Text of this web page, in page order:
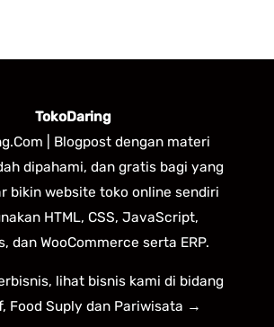
TokoDaring
| Blogpost dengan materi
dipahami, dan gratis bagi yang
bikin website toko online sendiri
HTML, CSS, JavaScript,
dan WooCommerce serta ERP.
lihat bisnis kami di bidang
Food Suply dan Pariwisata →